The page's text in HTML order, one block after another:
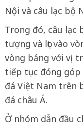
Nội và câu lạc bộ
Trong đó, câu lạc
tượng và lọt vào
vòng bảng với vị
tiếp tục đóng góp
đá Việt Nam trên
đá châu Á.
Ở nhóm dẫn đầu